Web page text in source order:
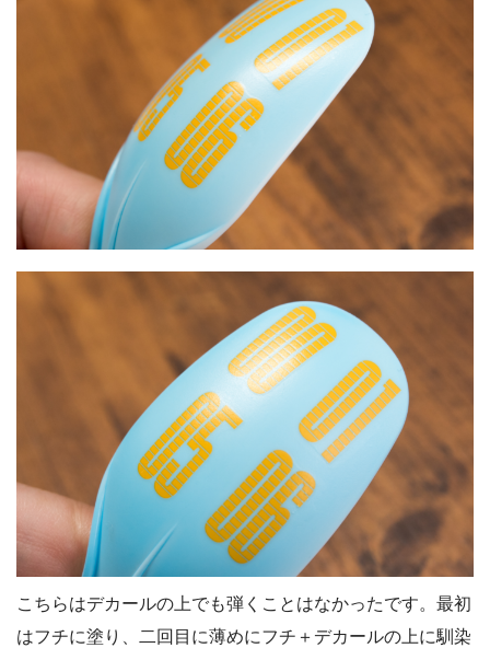
こちらはデカールの上でも弾くことはなかったです。最初
はフチに塗り、二回目に薄めにフチ＋デカールの上に馴染